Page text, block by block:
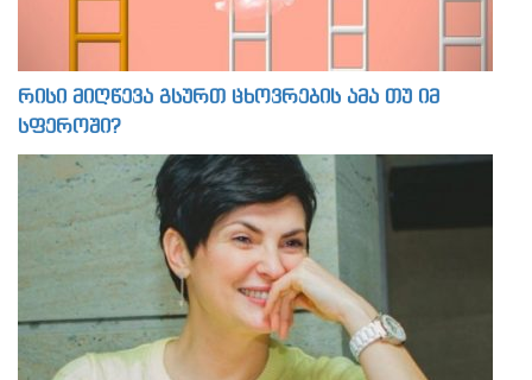
რისი მიღწევა გსურთ ცხოვრების ამა თუ იმ
სფეროში?